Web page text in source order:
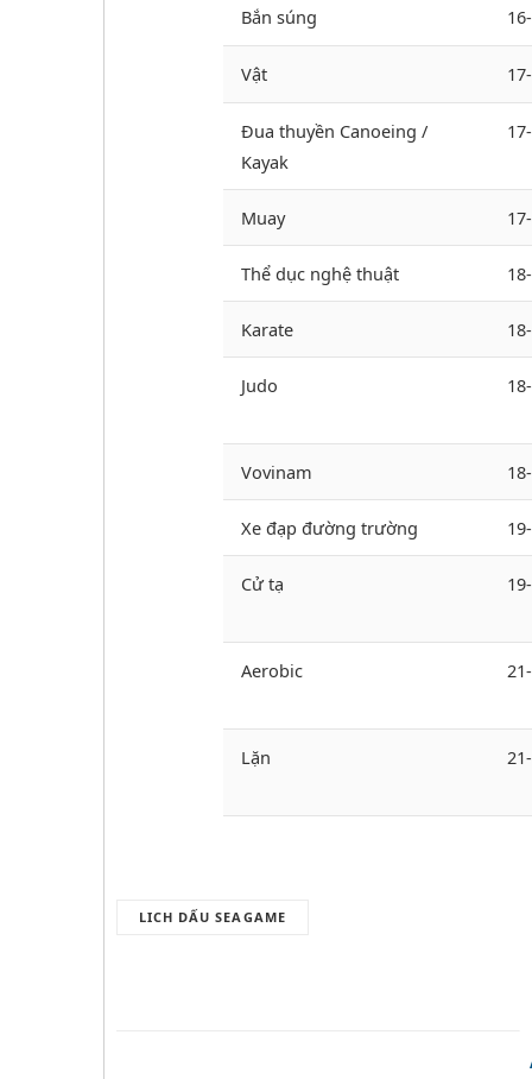
Bắn súng
Vật
Đua thuyền Canoeing /
Kayak
Muay
Thể dục nghệ thuật
Karate
Judo
Vovinam
Xe đạp đường trường
Cử tạ
Aerobic
Lặn
LICH DẤU SEAGAME